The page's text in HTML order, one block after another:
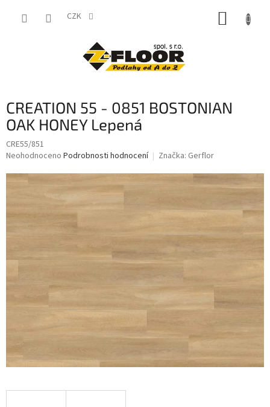
CZK
CREATION 55 - 0851 BOSTONIAN
OAK HONEY Lepená
CRE55/851
Průměrné
produktu
z
hvězdiček.
Neohodnoceno Podrobnosti hodnocení Značka: Gerflor